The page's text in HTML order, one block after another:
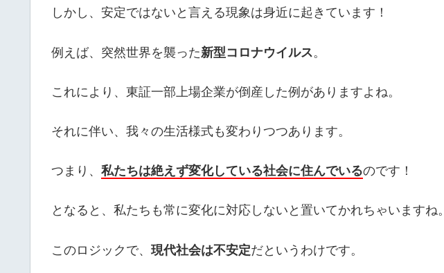
しかし、安定ではないと言える現象は身近に起きています！
例えば、突然世界を襲った新型コロナウイルス。
これにより、東証一部上場企業が倒産した例がありますよね。
それに伴い、我々の生活様式も変わりつつあります。
つまり、 私たちは絶えず変化している社会に住んでいるのです！
となると、私たちも常に変化に対応しないと置いてかれちゃいますね。
このロジックで、 現代社会は不安定だというわけです。